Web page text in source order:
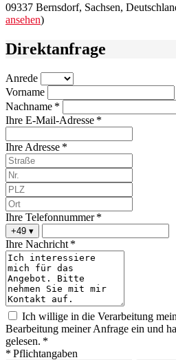
09337 Bernsdorf, Sachsen,
ansehen)
Direktanfrage
Anrede
Vorname
Nachname *
Ihre E-Mail-Adresse *
Ihre Adresse *
Ihre Telefonnummer *
+49 ▾
Ihre Nachricht *
Ich willige in die Verarbeitung
Bearbeitung meiner Anfrage ein und
gelesen. *
* Pflichtangaben